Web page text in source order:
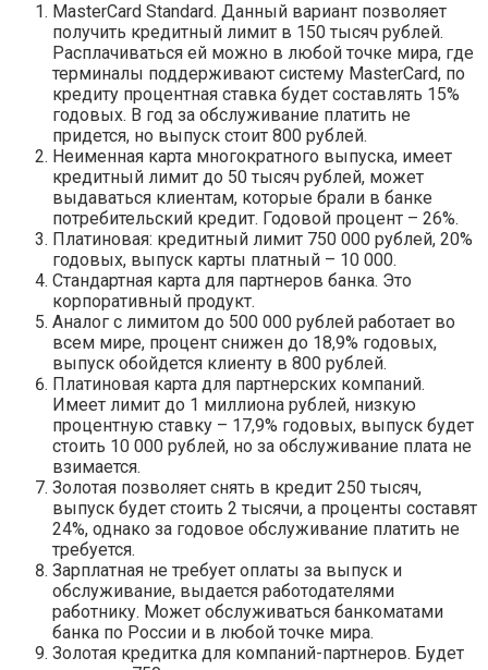
MasterCard Standard. Данный вариант позволяет
получить кредитный лимит в 150 тысяч рублей.
Расплачиваться ей можно в любой точке мира, где
терминалы поддерживают систему MasterCard, по
кредиту процентная ставка будет составлять 15%
годовых. В год за обслуживание платить не
придется, но выпуск стоит 800 рублей.
Неименная карта многократного выпуска, имеет
кредитный лимит до 50 тысяч рублей, может
выдаваться клиентам, которые брали в банке
потребительский кредит. Годовой процент – 26%.
Платиновая: кредитный лимит 750 000 рублей, 20%
годовых, выпуск карты платный – 10 000.
Стандартная карта для партнеров банка. Это
корпоративный продукт.
Аналог с лимитом до 500 000 рублей работает во
всем мире, процент снижен до 18,9% годовых,
выпуск обойдется клиенту в 800 рублей.
Платиновая карта для партнерских компаний.
Имеет лимит до 1 миллиона рублей, низкую
процентную ставку – 17,9% годовых, выпуск будет
стоить 10 000 рублей, но за обслуживание плата не
взимается.
Золотая позволяет снять в кредит 250 тысяч,
выпуск будет стоить 2 тысячи, а проценты составят
24%, однако за годовое обслуживание платить не
требуется.
Зарплатная не требует оплаты за выпуск и
обслуживание, выдается работодателями
работнику. Может обслуживаться банкоматами
банка по России и в любой точке мира.
Золотая кредитка для компаний-партнеров. Будет